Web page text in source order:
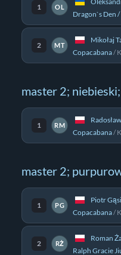
1 OL
Dragon`s Den
2 MT
Mikołaj
Copacabana/
master 2;
1 RM
Copacabana/
master 2;
1 PG
Piotr
Copacabana/
2 RŻ
Roman
Ralph Gracie